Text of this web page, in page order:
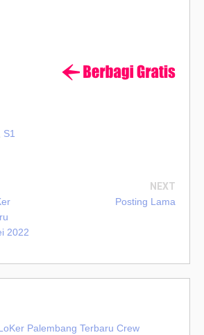
S1
2022
NEXT
Posting Lama
Palembang Terbaru Crew